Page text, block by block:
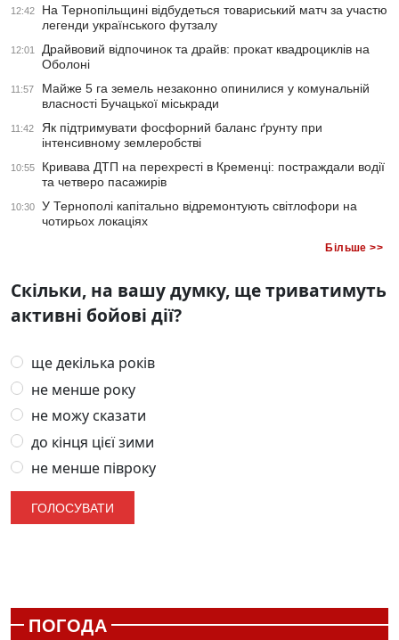
12:42
На Тернопільщині відбудеться товариський матч за участю
легенди українського футзалу
12:01
Драйвовий відпочинок та драйв: прокат квадроциклів на
Оболоні
11:57
Майже 5 га земель незаконно опинилися у комунальній
власності Бучацької міськради
11:42
Як підтримувати фосфорний баланс ґрунту при
інтенсивному землеробстві
10:55
Кривава ДТП на перехресті в Кременці: постраждали водії
та четверо пасажирів
10:30
У Тернополі капітально відремонтують світлофори на
чотирьох локаціях
Більше >>
Скільки, на вашу думку, ще триватимуть
активні бойові дії?
ще декілька років
не менше року
не можу сказати
до кінця цієї зими
не менше півроку
ПОГОДА